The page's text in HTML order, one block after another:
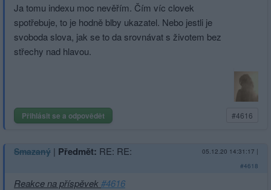
Ja tomu indexu moc nevěřím. Čím víc clovek
spotřebuje, to je hodně blby ukazatel. Nebo jestli je
svoboda slova, jak se to da srovnávat s životem bez
střechy nad hlavou.
Přihlásit se a odpovědět #4616
Smazaný | Předmět: RE: RE: 05.12.20 14:31:17 |
#4618
Reakce na příspěvek#4616